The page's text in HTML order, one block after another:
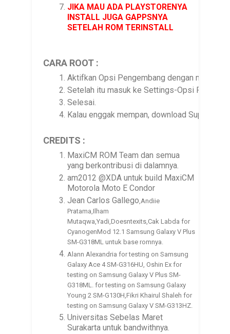
JIKA MAU ADA PLAYSTORENYA
INSTALL JUGA GAPPSNYA
SETELAH ROM TERINSTALL
CARA ROOT :
Aktifkan Opsi Pengembang dengan men-tap
Setelah itu masuk ke Settings-Opsi
Selesai.
Kalau enggak mempan, download SuperSU
CREDITS :
MaxiCM ROM Team dan semua
yang berkontribusi di dalamnya.
am2012 @XDA untuk build MaxiCM
Motorola Moto E Condor
Jean Carlos Gallego ,Andiie
Pratama,Ilham
Mutaqwa,Yadi,Doesntexits,Cak Labda for
CyanogenMod 12.1 Samsung Galaxy V Plus
SM-G318ML untuk base romnya.
Alann Alexandria for testing on Samsung
Galaxy Ace 4 SM-G316HU, Oshin Ex for
testing on Samsung Galaxy V Plus SM-
G318ML. for testing on Samsung Galaxy
Young 2 SM-G130H,Fikri Khairul Shaleh for
testing on Samsung Galaxy V SM-G313HZ.
Universitas Sebelas Maret
Surakarta untuk bandwithnya.